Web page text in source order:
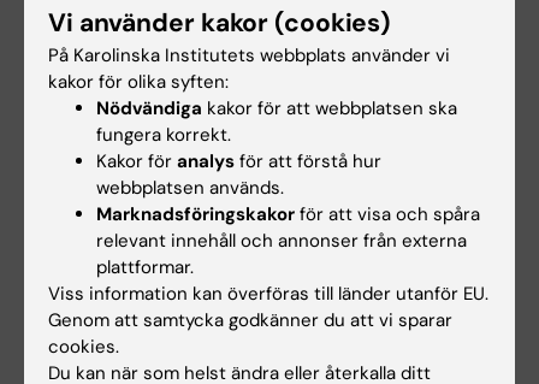
Juliette Foucher
tilldelas prestigefyllt
internationellt ALS-
anslag
Juliette Foucher, postdoktor
vid institutionen för klinisk
neurovetenskap…
Två KI-forskare får
innovationsfinansieri
ng från Knut och
Alice Wallenbergs
Stiftelse
Professor Gonçalo Castelo-
Lehtiö vid KI får…
Vi använder kakor (cookies)
På Karolinska Institutets webbplats använder vi
kakor för olika syften:
Nödvändiga kakor för att webbplatsen ska
fungera korrekt.
Kakor för analys för att förstå hur
webbplatsen används.
Marknadsföringskakor för att visa och spåra
relevant innehåll och annonser från externa
plattformar.
Viss information kan överföras till länder utanför EU.
Genom att samtycka godkänner du att vi sparar
cookies.
Du kan när som helst ändra eller återkalla ditt